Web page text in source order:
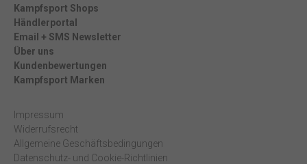
Kampfsport Shops
Händlerportal
Email + SMS Newsletter
Über uns
Kundenbewertungen
Kampfsport Marken
Impressum
Widerrufsrecht
Allgemeine Geschäftsbedingungen
Datenschutz- und Cookie-Richtlinien